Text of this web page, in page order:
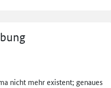
nicht mehr existent; genaues